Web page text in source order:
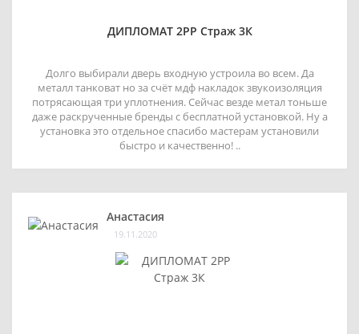
ДИПЛОМАТ 2РР Страж 3К
Долго выбирали дверь входную устроила во всем. Да
металл танковат но за счёт мдф накладок звукоизоляция
потрясающая три уплотнения. Сейчас везде метал тоньше
даже раскрученные бренды с бесплатной установкой. Ну а
установка это отдельное спасибо мастерам установили
быстро и качественно! ..
Анастасия
19.11.2020